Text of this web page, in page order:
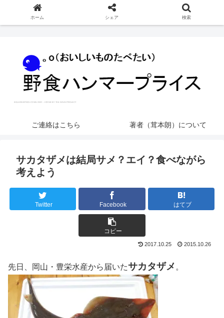
ご連絡はこちら 著者（茸本朗）について
サカタザメは結局サメ？エイ？食べながら
考えよう
Twitter Facebook はてブ
コピー
2017.10.25 2015.10.26
先日、岡山・豊栄水産から届いたサカタザメ 。
ホーム シェア 検索